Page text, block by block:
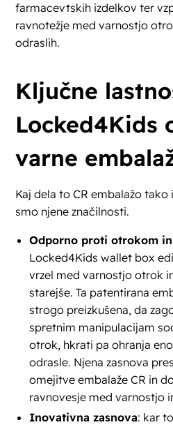
farmacevtskih izdelkov ter
ravnotežje med varnostjo
odraslih.
Ključne
Locked4Kids
varne
Kaj dela to CR embalažo
smo njene značilnosti.
Odporno proti otrokom
Locked4Kids wallet box
vrzel med varnostjo otrok
starejše. Ta patentirana
strogo preizkušena, da
spretnim manipulacijam
otrok, hkrati pa ohranja
odrasle. Njena zasnova
omejitve embalaže CR in
ravnovesje med varnostjo
Inovativna zasnova: kar